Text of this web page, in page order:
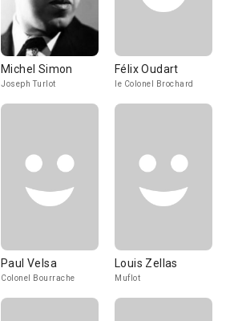
Michel Simon
Joseph Turlot
Félix Oudart
le Colonel Brochard
Paul Velsa
Colonel Bourrache
Louis Zellas
Muflot